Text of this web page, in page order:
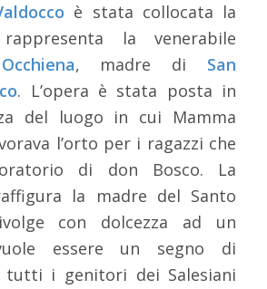
è stata collocata la
la venerabile
, madre di San
. L’opera è stata posta in
del luogo in cui Mamma
l’orto per i ragazzi che
di don Bosco. La
la madre del Santo
con dolcezza ad un
essere un segno di
tutti i genitori dei Salesiani